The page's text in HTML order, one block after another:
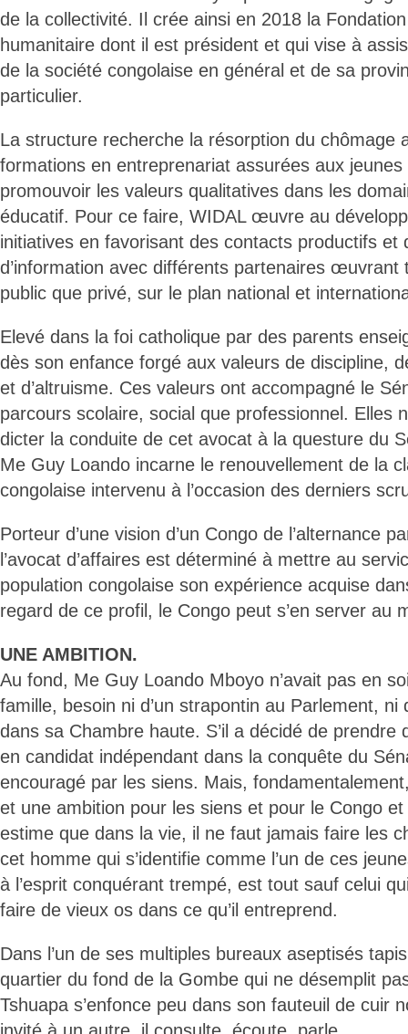
de la collectivité. Il crée ainsi en 2018 la
humanitaire dont il est président et qui vise à
de la société congolaise en général et de sa
particulier.
La structure recherche la résorption du chômage
formations en entreprenariat assurées aux
promouvoir les valeurs qualitatives dans les
éducatif. Pour ce faire, WIDAL œuvre au
initiatives en favorisant des contacts productifs et
d’information avec différents partenaires œuvrant
public que privé, sur le plan national et
Elevé dans la foi catholique par des parents
dès son enfance forgé aux valeurs de discipline,
et d’altruisme. Ces valeurs ont accompagné le
parcours scolaire, social que professionnel. Elles
dicter la conduite de cet avocat à la questure du
Me Guy Loando incarne le renouvellement de la
congolaise intervenu à l’occasion des derniers
Porteur d’une vision d’un Congo de l’alternance
l’avocat d’affaires est déterminé à mettre au
population congolaise son expérience acquise
regard de ce profil, le Congo peut s’en server au
UNE AMBITION.
Au fond, Me Guy Loando Mboyo n’avait pas en
famille, besoin ni d’un strapontin au Parlement, ni
dans sa Chambre haute. S’il a décidé de prendre
en candidat indépendant dans la conquête du
encouragé par les siens. Mais,
et une ambition pour les siens et pour le Congo et
estime que dans la vie, il ne faut jamais faire les
cet homme qui s’identifie comme l’un de ces
à l’esprit conquérant trempé, est tout sauf celui
faire de vieux os dans ce qu’il entreprend.
Dans l’un de ses multiples bureaux aseptisés
quartier du fond de la Gombe qui ne désemplit
Tshuapa s’enfonce peu dans son fauteuil de cuir